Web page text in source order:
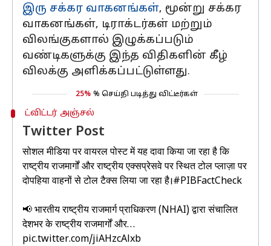
இரு சக்கர வாகனங்கள், மூன்று சக்கர
வாகனங்கள், டிராக்டர்கள் மற்றும்
விலங்குகளால் இழுக்கப்படும்
வண்டிகளுக்கு இந்த விதிகளின் கீழ்
விலக்கு அளிக்கப்பட்டுள்ளது.
25% % செய்தி படித்து விட்டீர்கள்
ட்விட்டர் அஞ்சல்
Twitter Post
सोशल मीडिया पर वायरल पोस्ट में यह दावा किया जा रहा है कि
राष्ट्रीय राजमार्गों और राष्ट्रीय एक्सप्रेसवे पर स्थित टोल प्लाज़ा पर
दोपहिया वाहनों से टोल टैक्स लिया जा रहा है।#PIBFactCheck
📢 भारतीय राष्ट्रीय राजमार्ग प्राधिकरण (NHAI) द्वारा संचालित
देशभर के राष्ट्रीय राजमार्गों और…
pic.twitter.com/jiAHzcAlxb